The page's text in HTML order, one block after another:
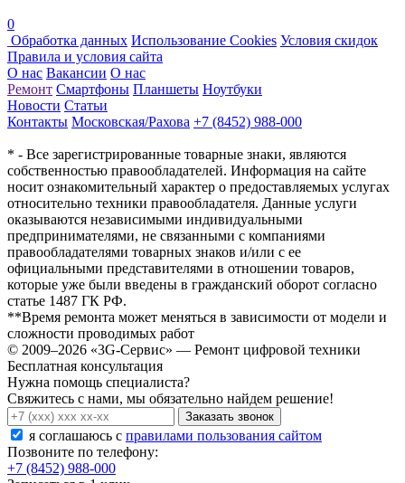
0
Обработка данных Использование Cookies Условия скидок
Правила и условия сайта
О нас Вакансии О нас
Ремонт Смартфоны Планшеты Ноутбуки
Новости Статьи
Контакты Московская/Рахова +7 (8452) 988-000
* - Все зарегистрированные товарные знаки, являются
собственностью правообладателей. Информация на сайте
носит ознакомительный характер о предоставляемых услугах
относительно техники правообладателя. Данные услуги
оказываются независимыми индивидуальными
предпринимателями, не связанными с компаниями
правообладателями товарных знаков и/или с ее
официальными представителями в отношении товаров,
которые уже были введены в гражданский оборот согласно
статье 1487 ГК РФ.
**Время ремонта может меняться в зависимости от модели и
сложности проводимых работ
© 2009–2026 «3G-Сервис» — Ремонт цифровой техники
Бесплатная консультация
Нужна помощь специалиста?
Свяжитесь с нами, мы обязательно найдем решение!
Заказать звонок
я соглашаюсь c правилами пользования сайтом
Позвоните по телефону:
+7 (8452) 988-000